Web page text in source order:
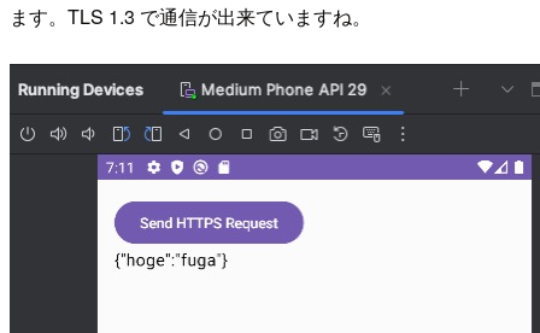
ます。TLS 1.3 で通信が出来ていますね。